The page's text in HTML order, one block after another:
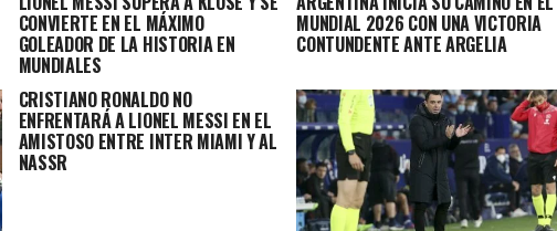
CONVIERTE EN EL MÁXIMO
GOLEADOR DE LA HISTORIA EN
MUNDIALES
MUNDIAL 2026 CON UNA VICTORIA
CONTUNDENTE ANTE ARGELIA
CRISTIANO RONALDO NO
ENFRENTARÁ A LIONEL MESSI EN EL
AMISTOSO ENTRE INTER MIAMI Y AL
NASSR